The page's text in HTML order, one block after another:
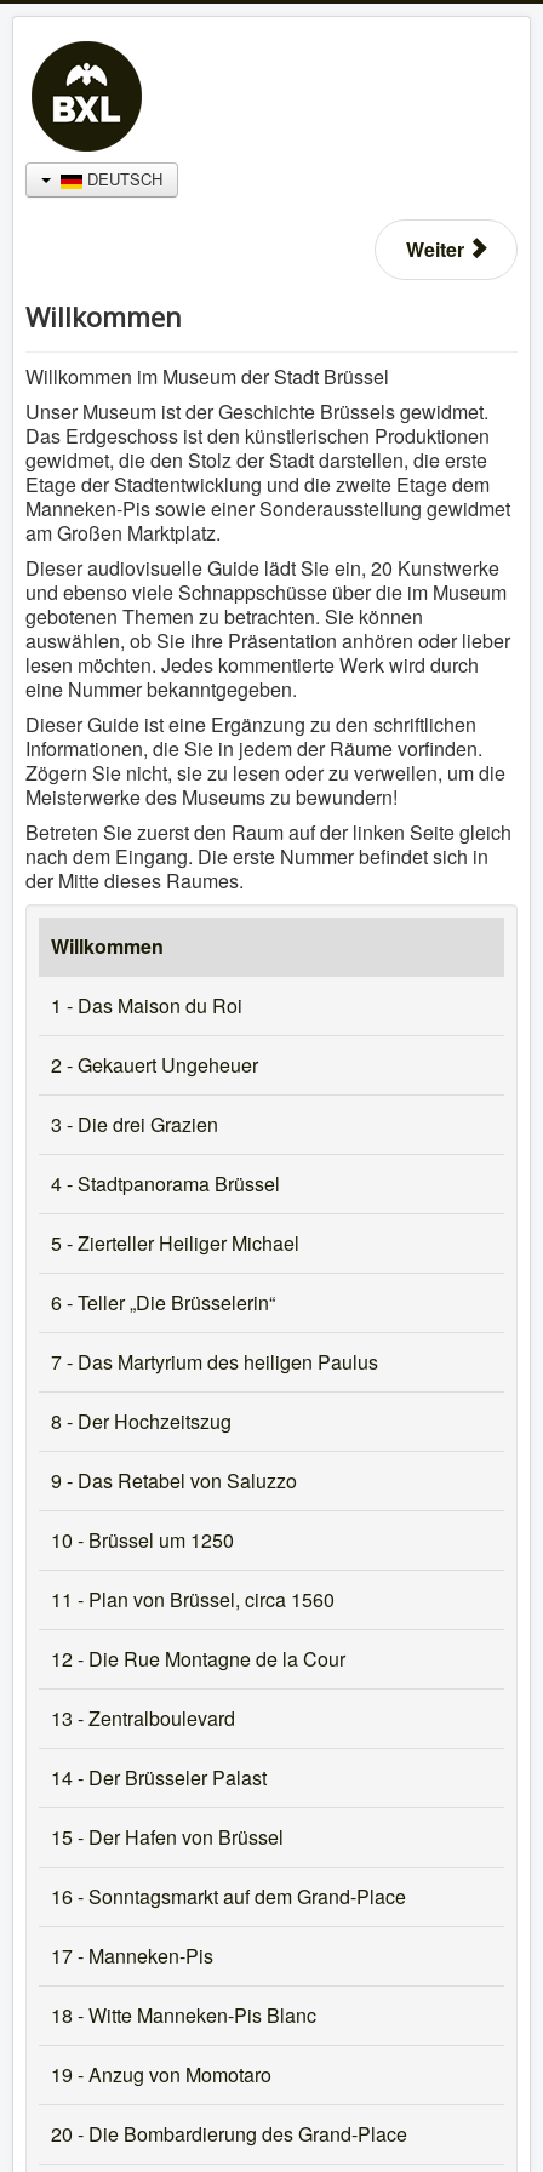
DEUTSCH
Weiter
Willkommen
Willkommen im Museum der Stadt Brüssel
Unser Museum ist der Geschichte Brüssels gewidmet.
Das Erdgeschoss ist den künstlerischen Produktionen
gewidmet, die den Stolz der Stadt darstellen, die erste
Etage der Stadtentwicklung und die zweite Etage dem
Manneken-Pis sowie einer Sonderausstellung gewidmet
am Großen Marktplatz.
Dieser audiovisuelle Guide lädt Sie ein, 20 Kunstwerke
und ebenso viele Schnappschüsse über die im Museum
gebotenen Themen zu betrachten. Sie können
auswählen, ob Sie ihre Präsentation anhören oder lieber
lesen möchten. Jedes kommentierte Werk wird durch
eine Nummer bekanntgegeben.
Dieser Guide ist eine Ergänzung zu den schriftlichen
Informationen, die Sie in jedem der Räume vorfinden.
Zögern Sie nicht, sie zu lesen oder zu verweilen, um die
Meisterwerke des Museums zu bewundern!
Betreten Sie zuerst den Raum auf der linken Seite gleich
nach dem Eingang. Die erste Nummer befindet sich in
der Mitte dieses Raumes.
Willkommen
1 - Das Maison du Roi
2 - Gekauert Ungeheuer
3 - Die drei Grazien
4 - Stadtpanorama Brüssel
5 - Zierteller Heiliger Michael
6 - Teller „Die Brüsselerin“
7 - Das Martyrium des heiligen Paulus
8 - Der Hochzeitszug
9 - Das Retabel von Saluzzo
10 - Brüssel um 1250
11 - Plan von Brüssel, circa 1560
12 - Die Rue Montagne de la Cour
13 - Zentralboulevard
14 - Der Brüsseler Palast
15 - Der Hafen von Brüssel
16 - Sonntagsmarkt auf dem Grand-Place
17 - Manneken-Pis
18 - Witte Manneken-Pis Blanc
19 - Anzug von Momotaro
20 - Die Bombardierung des Grand-Place